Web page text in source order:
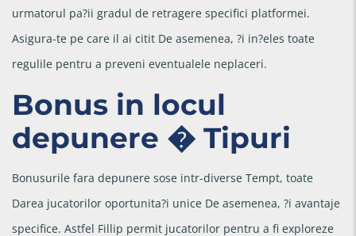
urmatorul pa?ii gradul de retragere specifici platformei.
Asigura-te pe care il ai citit De asemenea, ?i in?eles toate
regulile pentru a preveni eventualele neplaceri.
Bonus in locul
depunere � Tipuri
Bonusurile fara depunere sose intr-diverse Tempt, toate
Darea jucatorilor oportunita?i unice De asemenea, ?i avantaje
specifice. Astfel Fillip permit jucatorilor pentru a fi exploreze